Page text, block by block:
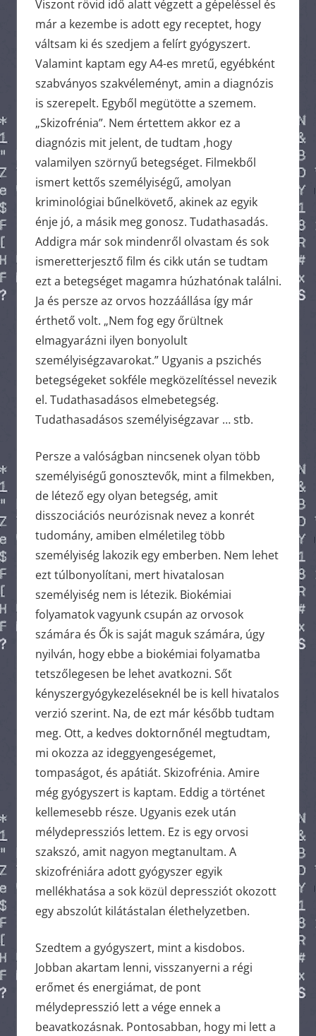
Viszont rövid idő alatt végzett a gépeléssel és
már a kezembe is adott egy receptet, hogy
váltsam ki és szedjem a felírt gyógyszert.
Valamint kaptam egy A4-es mretű, egyébként
szabványos szakvéleményt, amin a diagnózis
is szerepelt. Egyből megütötte a szemem.
„Skizofrénia”. Nem értettem akkor ez a
diagnózis mit jelent, de tudtam ,hogy
valamilyen szörnyű betegséget. Filmekből
ismert kettős személyiségű, amolyan
kriminológiai bűnelkövető, akinek az egyik
énje jó, a másik meg gonosz. Tudathasadás.
Addigra már sok mindenről olvastam és sok
ismeretterjesztő film és cikk után se tudtam
ezt a betegséget magamra húzhatónak találni.
Ja és persze az orvos hozzáállása így már
érthető volt. „Nem fog egy őrültnek
elmagyarázni ilyen bonyolult
személyiségzavarokat.” Ugyanis a pszichés
betegségeket sokféle megközelítéssel nevezik
el. Tudathasadásos elmebetegség.
Tudathasadásos személyiségzavar … stb.
Persze a valóságban nincsenek olyan több
személyiségű gonosztevők, mint a filmekben,
de létező egy olyan betegség, amit
disszociációs neurózisnak nevez a konrét
tudomány, amiben elméletileg több
személyiség lakozik egy emberben. Nem lehet
ezt túlbonyolítani, mert hivatalosan
személyiség nem is létezik. Biokémiai
folyamatok vagyunk csupán az orvosok
számára és Ők is saját maguk számára, úgy
nyilván, hogy ebbe a biokémiai folyamatba
tetszőlegesen be lehet avatkozni. Sőt
kényszergyógykezeléseknél be is kell hivatalos
verzió szerint. Na, de ezt már később tudtam
meg. Ott, a kedves doktornőnél megtudtam,
mi okozza az ideggyengeségemet,
tompaságot, és apátiát. Skizofrénia. Amire
még gyógyszert is kaptam. Eddig a történet
kellemesebb része. Ugyanis ezek után
mélydepressziós lettem. Ez is egy orvosi
szakszó, amit nagyon megtanultam. A
skizofréniára adott gyógyszer egyik
mellékhatása a sok közül depressziót okozott
egy abszolút kilátástalan élethelyzetben.
Szedtem a gyógyszert, mint a kisdobos.
Jobban akartam lenni, visszanyerni a régi
erőmet és energiámat, de pont
mélydepresszió lett a vége ennek a
beavatkozásnak. Pontosabban, hogy mi lett a